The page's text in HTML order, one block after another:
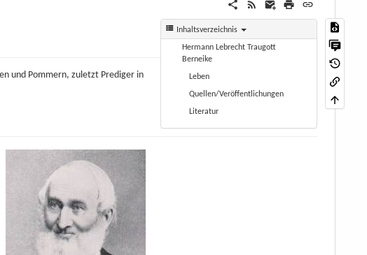
Inhaltsverzeichnis
Hermann Lebrecht Traugott
Berneike
Leben
Quellen/Veröffentlichungen
Literatur
und Pommern, zuletzt Prediger in